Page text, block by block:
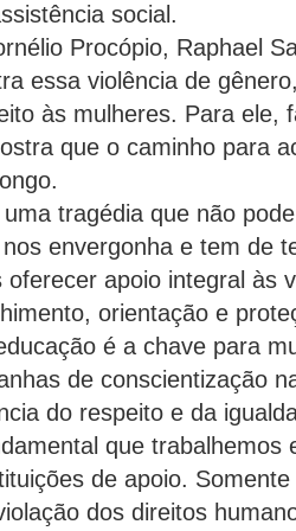
social.
Procópio, Raphael
essa violência de
às mulheres. Para ele,
que o caminho para
tragédia que não
envergonha e tem de
oferecer apoio integral às
orientação e
é a chave para
de conscientização
do respeito e da
que
de apoio.
dos direitos